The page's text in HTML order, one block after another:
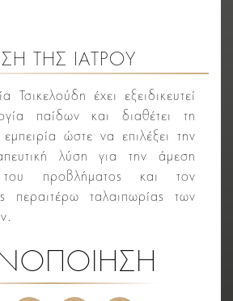
ΤΗΣ ΙΑΤΡΟΥ
Τσικελούδη έχει εξειδικευτεί
παίδων και διαθέτει τη
ώστε να επιλέξει την
λύση για την άμεση
του προβλήματος και τον
περαιτέρω ταλαιπωρίας των